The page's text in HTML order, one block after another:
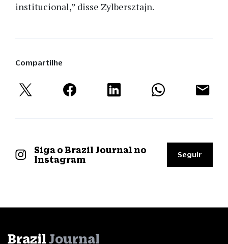
institucional,” disse Zylbersztajn.
Compartilhe
Siga o Brazil Journal no
Instagram
Seguir
Brazil Journal